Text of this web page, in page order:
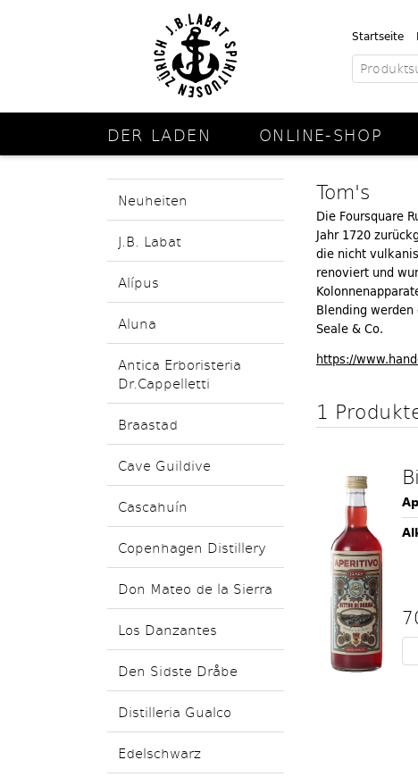
Startseite
DER LADEN ONLINE-SHOP
Neuheiten
J.B. Labat
Alípus
Aluna
Antica Erboristeria
Dr.Cappelletti
Braastad
Cave Guildive
Cascahuín
Copenhagen Distillery
Don Mateo de la Sierra
Los Danzantes
Den Sidste Dråbe
Distilleria Gualco
Edelschwarz
Tom's
Die Foursquare
Jahr 1720
die nicht
renoviert und
Blending
Seale & Co.
https://
1